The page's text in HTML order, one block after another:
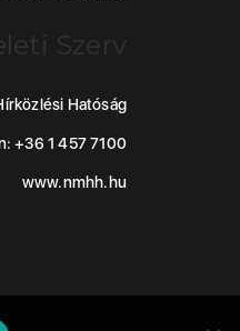
Szerv
Hatóság
+36 1 457 7100
www.nmhh.hu